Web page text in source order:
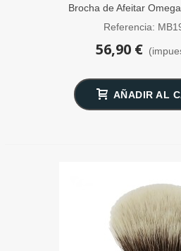
Brocha de Afeitar
Elite PRO-GRIP
Referencia:
56,90 €
AÑADIR AL